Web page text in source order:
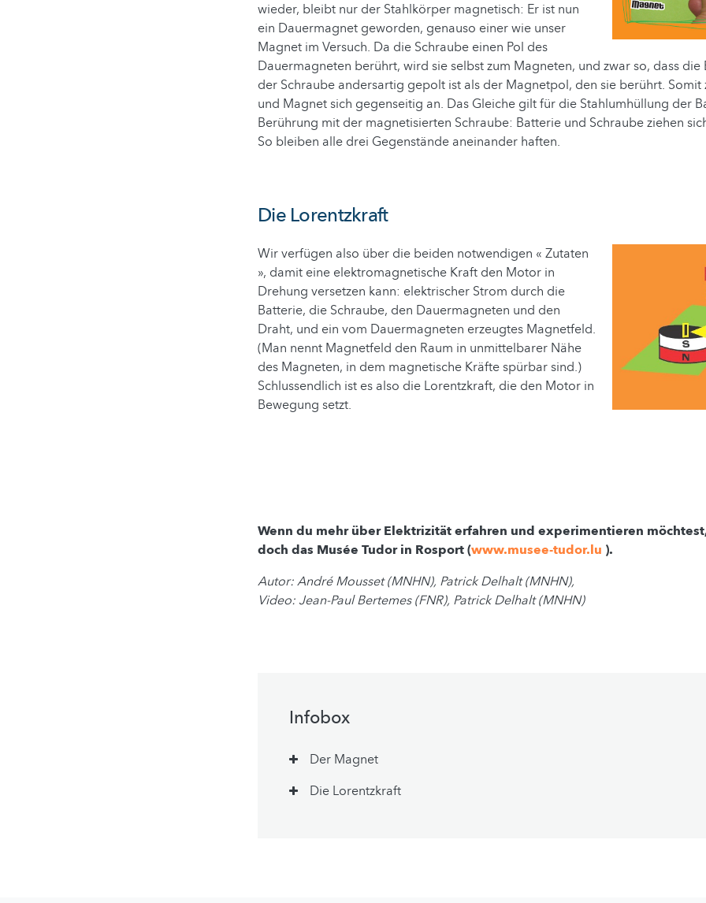
wieder, bleibt nur der Stahlkörper magnetisch: Er ist nun
ein Dauermagnet geworden, genauso einer wie unser
Magnet im Versuch. Da die Schraube einen Pol des
Dauermagneten berührt, wird sie selbst zum Magneten, und zwar so, dass die
der Schraube andersartig gepolt ist als der Magnetpol, den sie berührt. Somit
und Magnet sich gegenseitig an. Das Gleiche gilt für die Stahlumhüllung der
Berührung mit der magnetisierten Schraube: Batterie und Schraube ziehen
So bleiben alle drei Gegenstände aneinander haften.
Die Lorentzkraft
Wir verfügen also über die beiden notwendigen « Zutaten
», damit eine elektromagnetische Kraft den Motor in
Drehung versetzen kann: elektrischer Strom durch die
Batterie, die Schraube, den Dauermagneten und den
Draht, und ein vom Dauermagneten erzeugtes Magnetfeld.
(Man nennt Magnetfeld den Raum in unmittelbarer Nähe
des Magneten, in dem magnetische Kräfte spürbar sind.)
Schlussendlich ist es also die Lorentzkraft, die den Motor in
Bewegung setzt.
Wenn du mehr über Elektrizität erfahren und experimentieren
doch das Musée Tudor in Rosport (www.musee-tudor.lu ).
Autor: André Mousset (MNHN), Patrick Delhalt (MNHN),
Video: Jean-Paul Bertemes (FNR), Patrick Delhalt (MNHN)
Infobox
Der Magnet
Die Lorentzkraft